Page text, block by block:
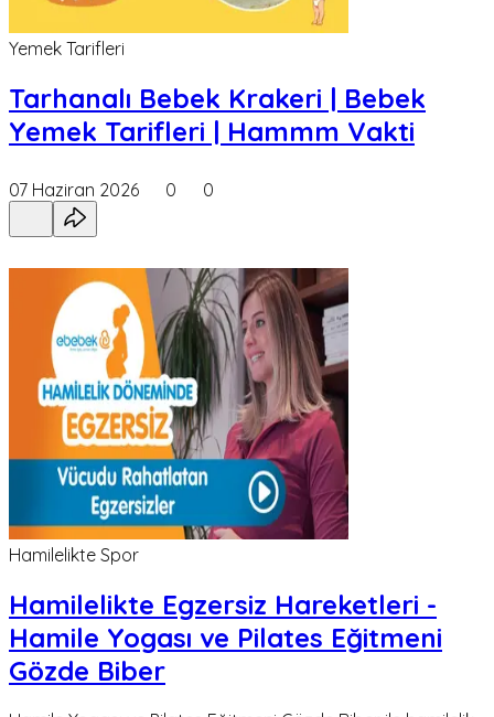
Yemek Tarifleri
Tarhanalı Bebek Krakeri | Bebek
Yemek Tarifleri | Hammm Vakti
07 Haziran 2026 0 0
Hamilelikte Spor
Hamilelikte Egzersiz Hareketleri -
Hamile Yogası ve Pilates Eğitmeni
Gözde Biber